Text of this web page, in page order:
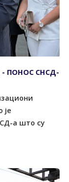
ПОНОС СНСД-
је
а што су